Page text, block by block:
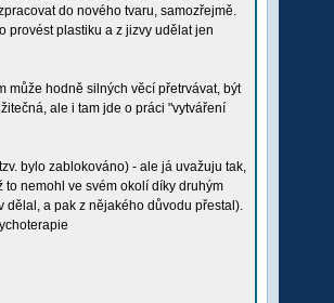
do nového tvaru, samozřejmě.
provést plastiku a z jizvy udělat jen
může hodně silných věcí přetrvávat, být
ale i tam jde o práci "vytváření
bylo zablokováno) - ale já uvažuju tak,
nemohl ve svém okolí díky druhým
dělal, a pak z nějakého důvodu přestal).